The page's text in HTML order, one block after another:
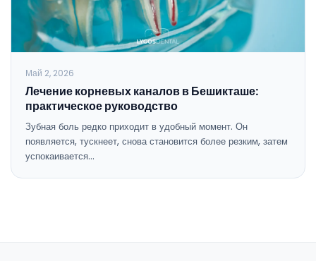
Май 2, 2026
Лечение корневых каналов в Бешикташе:
практическое руководство
Зубная боль редко приходит в удобный момент. Он
появляется, тускнеет, снова становится более резким, затем
успокаивается…